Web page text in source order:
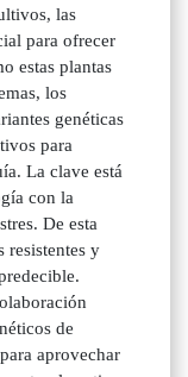
las
para ofrecer
estas plantas
los
genéticas
para
La clave está
con la
De esta
resistentes y
de
aprovechar